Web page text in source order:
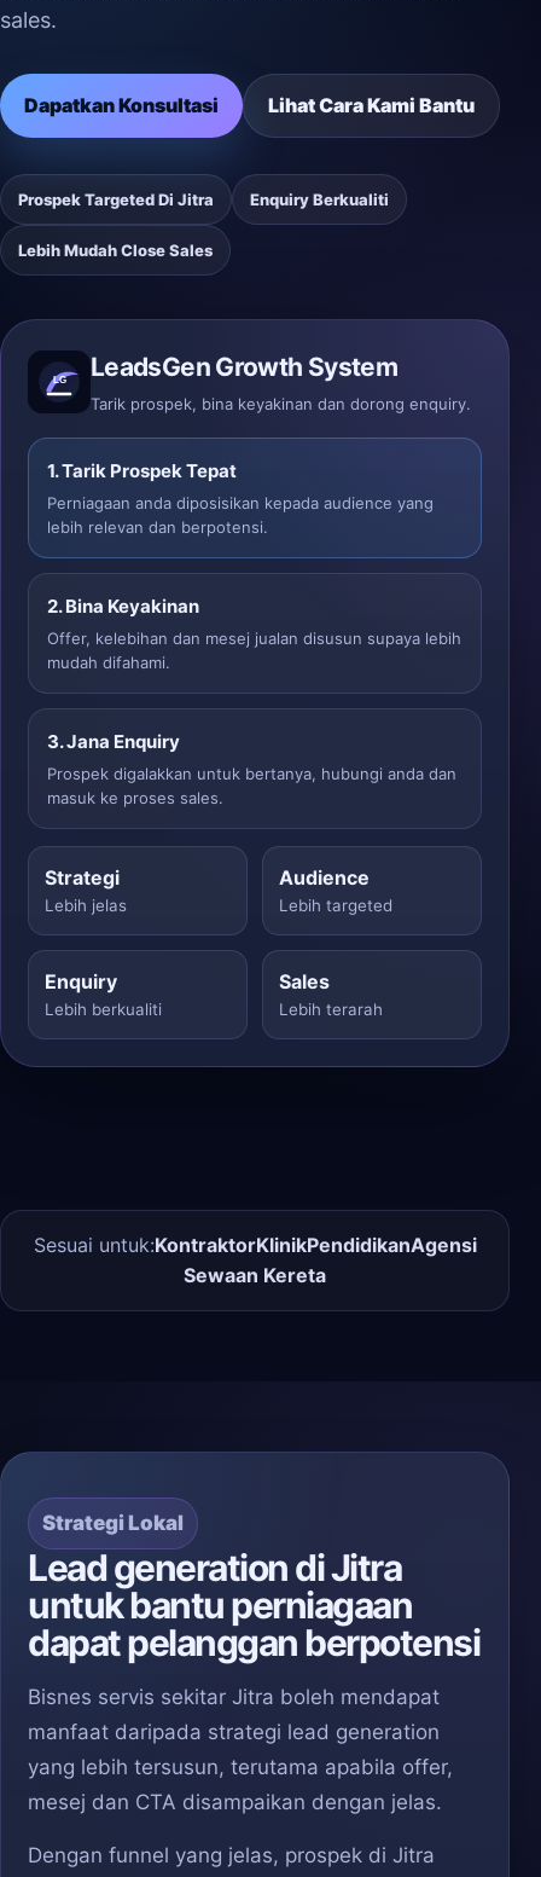
sales.
Dapatkan Konsultasi Lihat Cara Kami Bantu
Prospek Targeted Di Jitra Enquiry Berkualiti
Lebih Mudah Close Sales
LeadsGen Growth System
Tarik prospek, bina keyakinan dan dorong enquiry.
1. Tarik Prospek Tepat
Perniagaan anda diposisikan kepada audience yang
lebih relevan dan berpotensi.
2. Bina Keyakinan
Offer, kelebihan dan mesej jualan disusun supaya lebih
mudah difahami.
3. Jana Enquiry
Prospek digalakkan untuk bertanya, hubungi anda dan
masuk ke proses sales.
Strategi
Lebih jelas
Audience
Lebih targeted
Enquiry
Lebih berkualiti
Sales
Lebih terarah
Sesuai untuk:KontraktorKlinikPendidikanAgensi
Sewaan Kereta
Strategi Lokal
Lead generation di Jitra
untuk bantu perniagaan
dapat pelanggan berpotensi
Bisnes servis sekitar Jitra boleh mendapat
manfaat daripada strategi lead generation
yang lebih tersusun, terutama apabila offer,
mesej dan CTA disampaikan dengan jelas.
Dengan funnel yang jelas, prospek di Jitra